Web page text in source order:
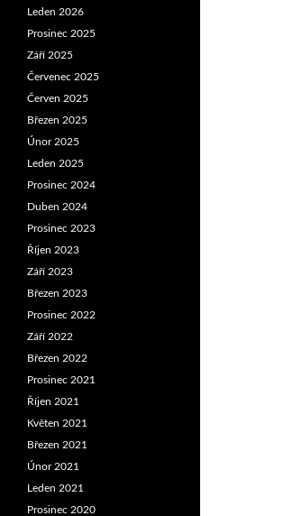
Leden 2026
Prosinec 2025
Září 2025
Červenec 2025
Červen 2025
Březen 2025
Únor 2025
Leden 2025
Prosinec 2024
Duben 2024
Prosinec 2023
Říjen 2023
Září 2023
Březen 2023
Prosinec 2022
Září 2022
Březen 2022
Prosinec 2021
Říjen 2021
Květen 2021
Březen 2021
Únor 2021
Leden 2021
Prosinec 2020